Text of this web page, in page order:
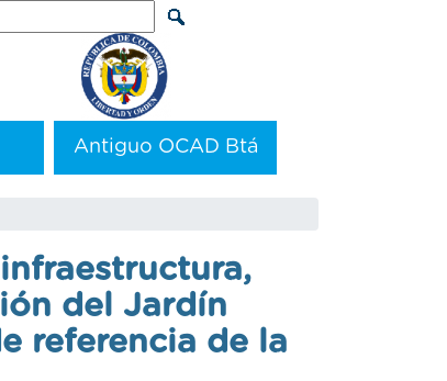
Antiguo OCAD Btá
del Jardín
referencia de la